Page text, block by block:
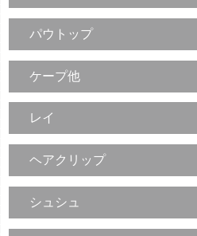
パウトップ
ケープ他
レイ
ヘアクリップ
シュシュ